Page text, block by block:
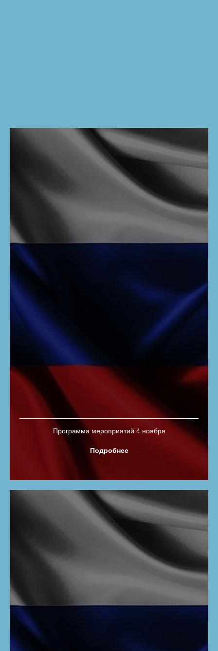
Программа мероприятий 4 ноября
Подробнее